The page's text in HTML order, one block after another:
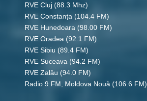
RVE Cluj (88.3 Mhz)
RVE Constanța (104.4 FM)
RVE Hunedoara (98.00 FM)
RVE Oradea (92.1 FM)
RVE Sibiu (89.4 FM)
RVE Suceava (94.2 FM)
RVE Zalău (94.0 FM)
Radio 9 FM, Moldova Nouă (106.6 FM)